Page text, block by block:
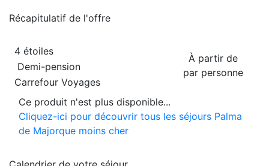
Récapitulatif de l'offre
À partir de
par personne
4 étoiles
Demi-pension
Carrefour Voyages
Ce produit n'est plus disponible...
Cliquez-ici pour découvrir tous les séjours Palma
de Majorque moins cher